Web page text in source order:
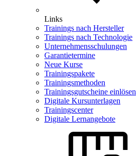
Links
Trainings nach Hersteller
Trainings nach Technologie
Unternehmensschulungen
Garantietermine
Neue Kurse
Trainingspakete
Trainingsmethoden
Trainingsgutscheine einlösen
Digitale Kursunterlagen
Trainingscenter
Digitale Lernangebote